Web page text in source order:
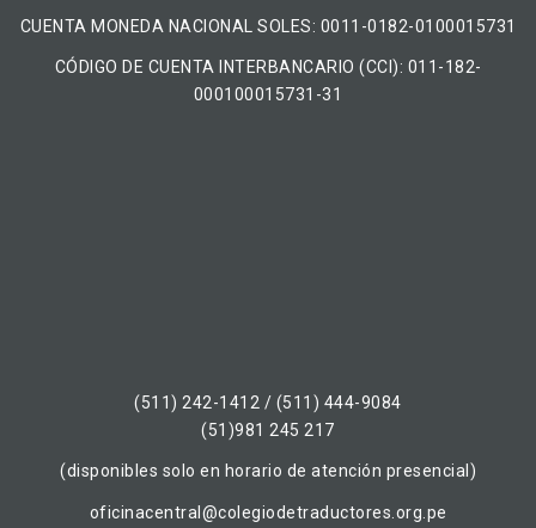
CUENTA MONEDA NACIONAL​ ​SOLES​: 0011-0182-0100015731
CÓDIGO DE CUENTA INTERBANCARIO (CCI): 011-182-
000100015731-31
(511) 242-1412 / (511) 444-9084
(51)981 245 217
(disponibles solo en horario de atención presencial)
oficinacentral@colegiodetraductores.org.pe